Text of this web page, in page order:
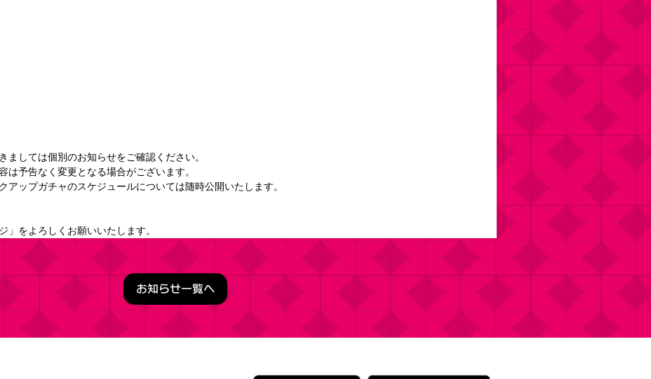
ましては個別のお知らせをご確認ください。
は予告なく変更となる場合がございます。
アップガチャのスケジュールについては随時公開いたします。
」をよろしくお願いいたします。
お知らせ一覧へ